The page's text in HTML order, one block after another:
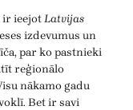
ir ieejotLatvijas
izdevumus un
par ko pastnieki
reģionālo
nākamo gadu
Bet ir savi